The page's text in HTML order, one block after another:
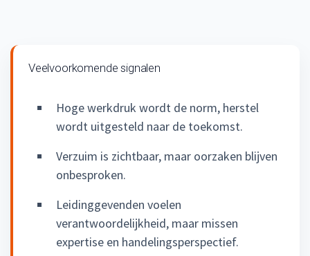
Veelvoorkomende signalen
Hoge werkdruk wordt de norm, herstel
wordt uitgesteld naar de toekomst.
Verzuim is zichtbaar, maar oorzaken blijven
onbesproken.
Leidinggevenden voelen
verantwoordelijkheid, maar missen
expertise en handelingsperspectief.